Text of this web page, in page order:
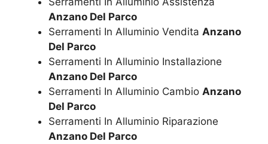
Anzano Del Parco
Serramenti In Alluminio Vendita Anzano
Del Parco
Serramenti In Alluminio Installazione
Anzano Del Parco
Serramenti In Alluminio Cambio Anzano
Del Parco
Serramenti In Alluminio Riparazione
Anzano Del Parco